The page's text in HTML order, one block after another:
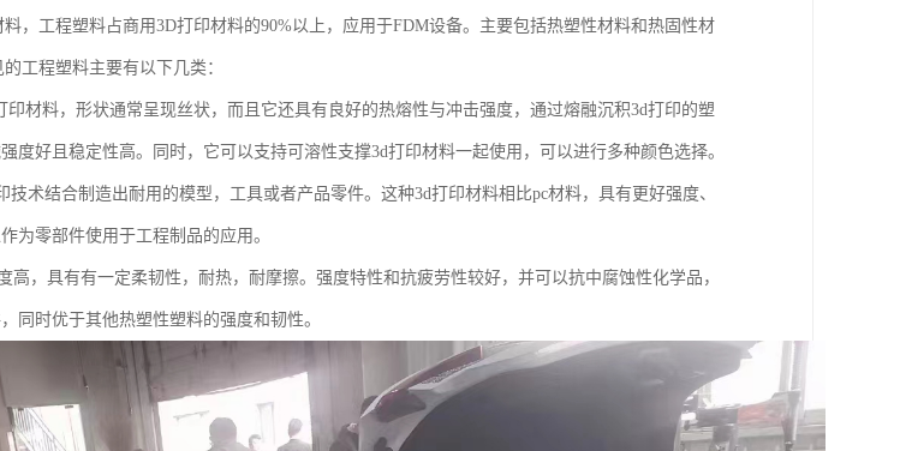
，工程塑料占商用3D打印材料的90%以上，应用于FDM设备。主要包括热塑性材料和热固性材
工程塑料主要有以下几类：
印材料，形状通常呈现丝状，而且它还具有良好的热熔性与冲击强度，通过熔融沉积3d打印的塑
度好且稳定性高。同时，它可以支持可溶性支撑3d打印材料一起使用，可以进行多种颜色选择。
技术结合制造出耐用的模型，工具或者产品零件。这种3d打印材料相比pc材料，具有更好强度、
为零部件使用于工程制品的应用。
高，具有有一定柔韧性，耐热，耐摩擦。强度特性和抗疲劳性较好，并可以抗中腐蚀性化学品，
同时优于其他热塑性塑料的强度和韧性。